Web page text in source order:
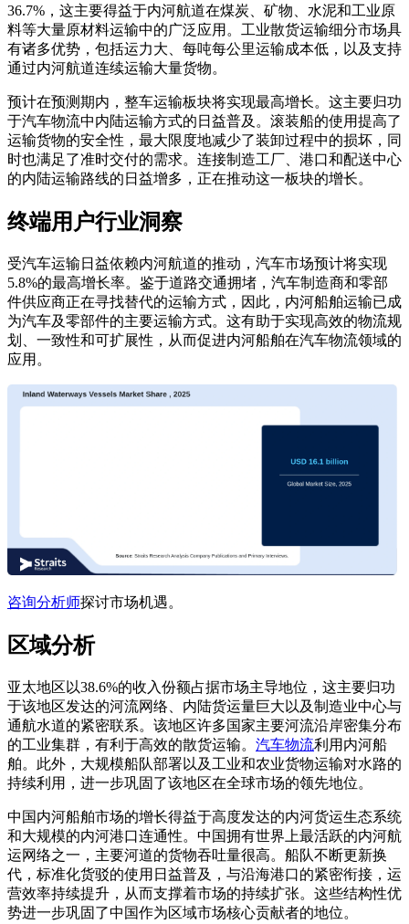
36.7%，这主要得益于内河航道在煤炭、矿物、水泥和工业原
料等大量原材料运输中的广泛应用。工业散货运输细分市场具
有诸多优势，包括运力大、每吨每公里运输成本低，以及支持
通过内河航道连续运输大量货物。
预计在预测期内，整车运输板块将实现最高增长。这主要归功
于汽车物流中内陆运输方式的日益普及。滚装船的使用提高了
运输货物的安全性，最大限度地减少了装卸过程中的损坏，同
时也满足了准时交付的需求。连接制造工厂、港口和配送中心
的内陆运输路线的日益增多，正在推动这一板块的增长。
终端用户行业洞察
受汽车运输日益依赖内河航道的推动，汽车市场预计将实现
5.8%的最高增长率。鉴于道路交通拥堵，汽车制造商和零部
件供应商正在寻找替代的运输方式，因此，内河船舶运输已成
为汽车及零部件的主要运输方式。这有助于实现高效的物流规
划、一致性和可扩展性，从而促进内河船舶在汽车物流领域的
应用。
咨询分析师探讨市场机遇。
区域分析
亚太地区以38.6%的收入份额占据市场主导地位，这主要归功
于该地区发达的河流网络、内陆货运量巨大以及制造业中心与
通航水道的紧密联系。该地区许多国家主要河流沿岸密集分布
的工业集群，有利于高效的散货运输。 汽车物流利用内河船
舶。此外，大规模船队部署以及工业和农业货物运输对水路的
持续利用，进一步巩固了该地区在全球市场的领先地位。
中国内河船舶市场的增长得益于高度发达的内河货运生态系统
和大规模的内河港口连通性。中国拥有世界上最活跃的内河航
运网络之一，主要河道的货物吞吐量很高。船队不断更新换
代，标准化货驳的使用日益普及，与沿海港口的紧密衔接，运
营效率持续提升，从而支撑着市场的持续扩张。这些结构性优
势进一步巩固了中国作为区域市场核心贡献者的地位。